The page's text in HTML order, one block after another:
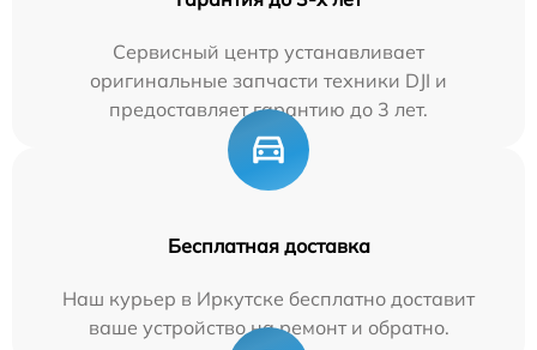
Сервисный центр устанавливает
оригинальные запчасти техники DJI и
предоставляет гарантию до 3 лет.
Бесплатная доставка
Наш курьер в Иркутске бесплатно доставит
ваше устройство на ремонт и обратно.